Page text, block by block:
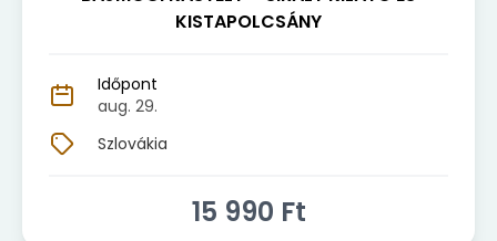
KISTAPOLCSÁNY
Időpont
aug. 29.
Szlovákia
15 990 Ft